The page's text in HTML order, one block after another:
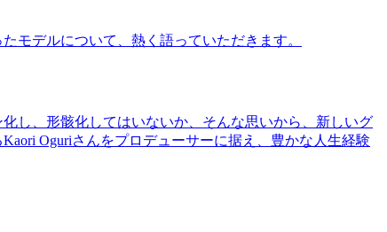
モデルについて、熱く語っていただきます。
し、形骸化してはいないか、そんな思いから、新しいグ
Oguriさんをプロデューサーに据え、豊かな人生経験